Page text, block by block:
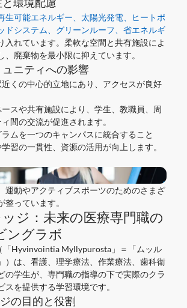
生可能エネルギー、太陽光発電、ヒートポ
ドシステム、グリーンルーフ、省エネルギ
入れています。柔軟な空間と共有施設によ
、廃棄物を最小限に抑えています。
ニティへの影響
近くの中心的立地にあり、アクセスが良好
スや共有施設により、学生、教職員、周
間の交流が促進されます。
ムを一つのキャンパスに統合すること
習の一貫性、資源の活用が向上します。
運動やアクティブスポーツのためのさまざ
整っています。
ジ：未来の医療専門職の
ングラボ
（「Hyvinvointia Myllypurosta」＝「ムッル
）は、看護、理学療法、作業療法、歯科衛
の学生が、専門職の指導の下で実際のクラ
スを提供する学習環境です。
の目的と役割